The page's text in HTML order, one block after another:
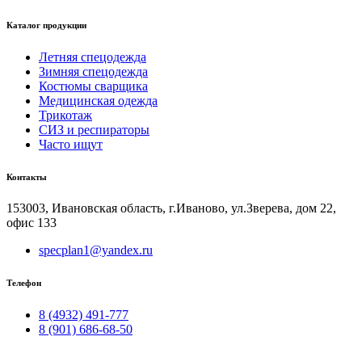
Каталог продукции
Летняя спецодежда
Зимняя спецодежда
Костюмы сварщика
Медицинская одежда
Трикотаж
СИЗ и респираторы
Часто ищут
Контакты
153003, Ивановская область, г.Иваново, ул.Зверева, дом 22,
офис 133
specplan1@yandex.ru
Телефон
8 (4932) 491-777
8 (901) 686-68-50